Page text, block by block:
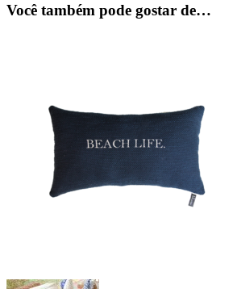
Você também pode gostar de…